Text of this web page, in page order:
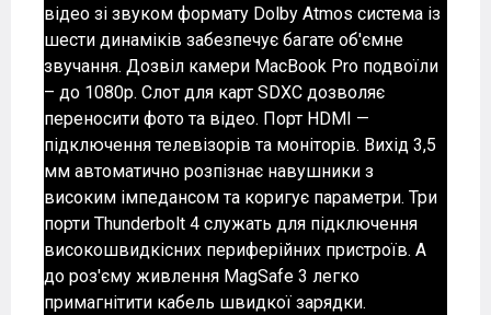
відео зі звуком формату Dolby Atmos система із
шести динаміків забезпечує багате об'ємне
звучання. Дозвіл камери MacBook Pro подвоїли
– до 1080p. Слот для карт SDXC дозволяє
переносити фото та відео. Порт HDMI —
підключення телевізорів та моніторів. Вихід 3,5
мм автоматично розпізнає навушники з
високим імпедансом та коригує параметри. Три
порти Thunderbolt 4 служать для підключення
високошвидкісних периферійних пристроїв. А
до роз'єму живлення MagSafe 3 легко
примагнітити кабель швидкої зарядки.